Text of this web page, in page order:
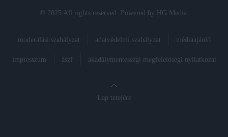
© 2025 All rights reserved. Powered by HG Media
moderálási szabályzat adatvédelmi szabályzat médiaajánló
impresszum ászf akadálymentességi megfelelőségi nyilatkozat
Lap tetejére